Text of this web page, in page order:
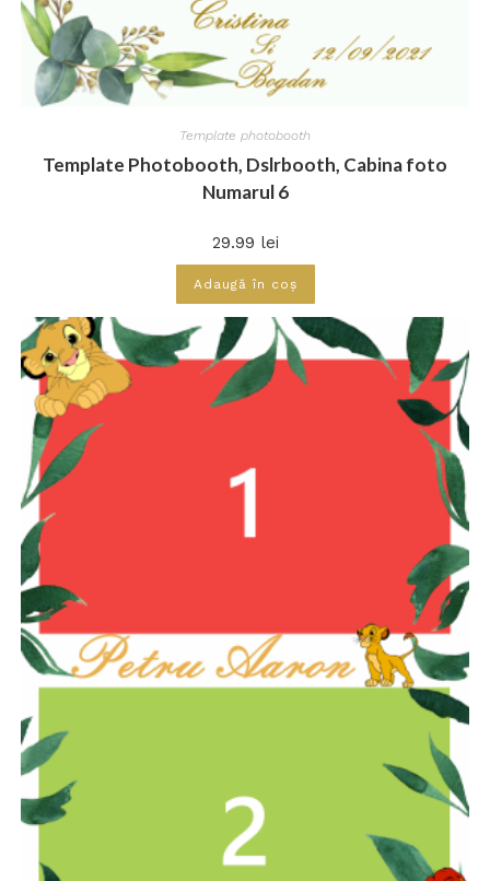
Template photobooth
Template Photobooth, Dslrbooth, Cabina foto
Numarul 6
29.99 lei
Adaugă în coș